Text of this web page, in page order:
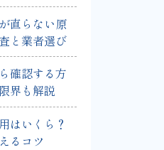
直らない原
と業者選び
確認する方
界も解説
はいくら？
るコツ